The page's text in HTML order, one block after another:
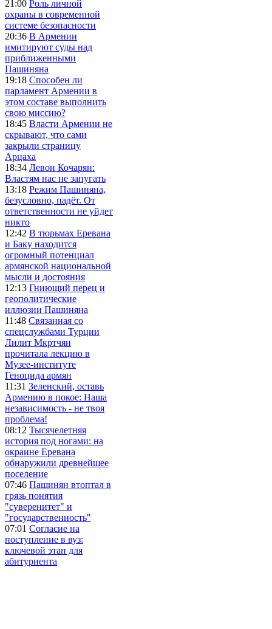
21:00 Роль личной
охраны в современной
системе безопасности
20:36 В Армении
имитируют суды над
приближенными
Пашиняна
19:18 Способен ли
парламент Армении в
этом составе выполнить
свою миссию?
18:45 Власти Армении не
скрывают, что сами
закрыли страницу
Арцаха
18:34 Левон Кочарян:
Властям нас не запугать
13:18 Режим Пашиняна,
безусловно, падёт. От
ответственности не уйдет
никто
12:42 В тюрьмах Еревана
и Баку находится
огромный потенциал
армянской национальной
мысли и достояния
12:13 Гниющий перец и
геополитические
иллюзии Пашиняна
11:48 Связанная со
спецслужбами Турции
Лилит Мкртчян
прочитала лекцию в
Музее-институте
Геноцида армян
11:31 Зеленский, оставь
Армению в покое: Наша
независимость - не твоя
проблема!
08:12 Тысячелетняя
история под ногами: на
окраине Еревана
обнаружили древнейшее
поселение
07:46 Пашинян втоптал в
грязь понятия
"суверенитет" и
"государственность"
07:01 Согласие на
поступление в вуз:
ключевой этап для
абитуриента